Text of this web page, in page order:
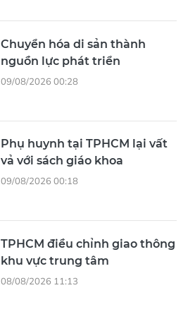
Chuyển hóa di sản thành
nguồn lực phát triển
09/08/2026 00:28
Phụ huynh tại TPHCM lại vất
vả với sách giáo khoa
09/08/2026 00:18
TPHCM điều chỉnh giao thông
khu vực trung tâm
08/08/2026 11:13